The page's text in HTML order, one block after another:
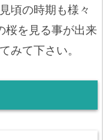
頃の時期も様々
桜を見る事が出来
みて下さい。